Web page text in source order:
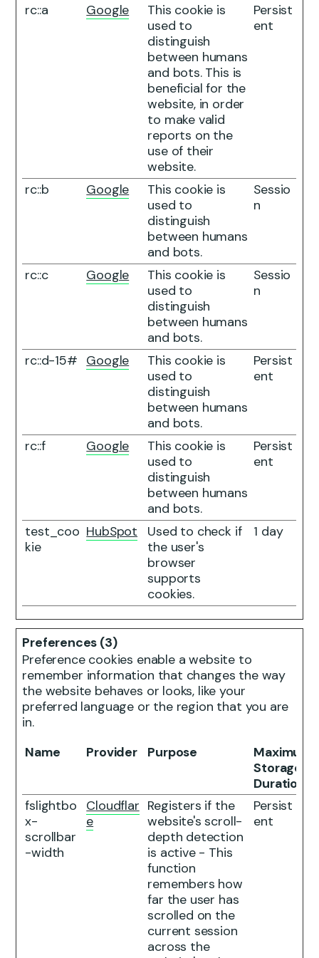
rc::a Google
This cookie is
used to
distinguish
between humans
and bots. This is
beneficial for the
website, in order
to make valid
reports on the
use of their
website.
Persist
ent
rc::b Google
This cookie is
used to
distinguish
between humans
and bots.
Sessio
n
rc::c Google
This cookie is
used to
distinguish
between humans
and bots.
Sessio
n
rc::d-15# Google
This cookie is
used to
distinguish
between humans
and bots.
Persist
ent
rc::f Google
This cookie is
used to
distinguish
between humans
and bots.
Persist
ent
test_coo
kie
HubSpot
Used to check if
the user's
browser
supports
cookies.
1 day
Preferences (3)
Preference cookies enable a website to
remember information that changes the way
the website behaves or looks, like your
preferred language or the region that you are
in.
Name
Provider Purpose
Maximum
Storage
Duration
fslightbo
x-
scrollbar
-width
Cloudflar
e
Registers if the
website's scroll-
depth detection
is active - This
function
remembers how
far the user has
scrolled on the
current session
across the
Persist
ent